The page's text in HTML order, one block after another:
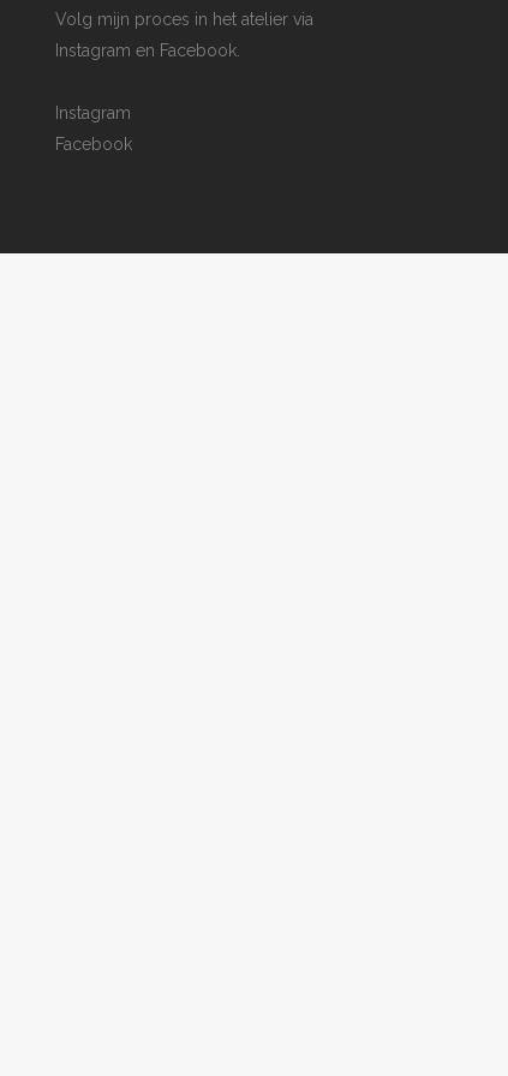
Volg mijn proces in het atelier via
Instagram en Facebook.
Instagram
Facebook